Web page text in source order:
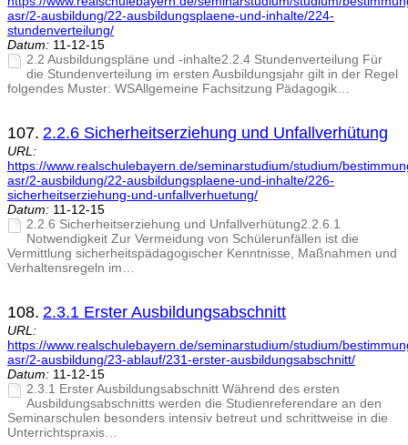
asr/2-ausbildung/22-ausbildungsplaene-und-inhalte/224-
stundenverteilung/
Datum: 11-12-15
2.2 Ausbildungspläne und -inhalte2.2.4 Stundenverteilung Für
die Stundenverteilung im ersten Ausbildungsjahr gilt in der Regel
folgendes Muster: WSAllgemeine Fachsitzung Pädagogik…
107. 2.2.6 Sicherheitserziehung und Unfallverhütung
URL:
https://www.realschulebayern.de/seminarstudium/studium/
asr/2-ausbildung/22-ausbildungsplaene-und-inhalte/226-
sicherheitserziehung-und-unfallverhuetung/
Datum: 11-12-15
2.2.6 Sicherheitserziehung und Unfallverhütung2.2.6.1
Notwendigkeit Zur Vermeidung von Schülerunfällen ist die
Vermittlung sicherheitspädagogi­scher Kenntnisse, Maßnahmen und
Verhaltensregeln im…
108. 2.3.1 Erster Ausbildungsabschnitt
URL:
https://www.realschulebayern.de/seminarstudium/studium/
asr/2-ausbildung/23-ablauf/231-erster-ausbildungsabschnitt/
Datum: 11-12-15
2.3.1 Erster Ausbildungsabschnitt Während des ersten
Ausbildungsabschnitts werden die Studienreferendare an den
Seminarschulen besonders intensiv betreut und schrittweise in die
Unterrichtspraxis…